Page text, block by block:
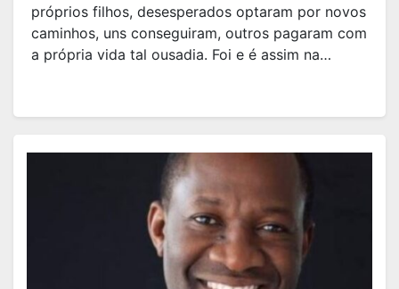
próprios filhos, desesperados optaram por novos
caminhos, uns conseguiram, outros pagaram com
a própria vida tal ousadia. Foi e é assim na…